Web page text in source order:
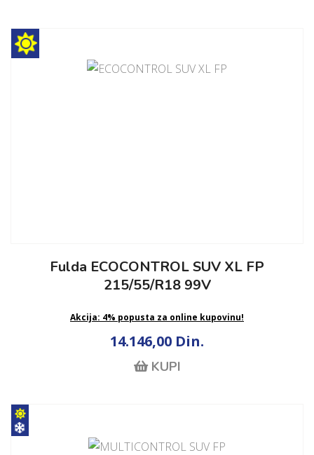
Fulda ECOCONTROL SUV XL FP
215/55/R18 99V
Akcija: 4% popusta za online kupovinu!
14.146,00 Din.
KUPI